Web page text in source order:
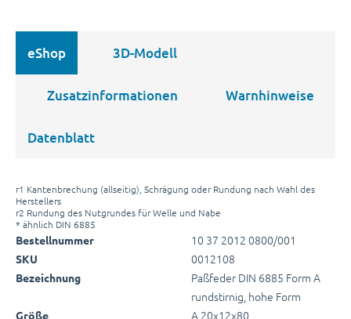
eShop 3D-Modell
Zusatzinformationen Warnhinweise
Datenblatt
r1 Kantenbrechung (allseitig), Schrägung oder Rundung nach Wahl des
Herstellers
r2 Rundung des Nutgrundes für Welle und Nabe
* ähnlich DIN 6885
Bestellnummer 10 37 2012 0800/001
SKU 0012108
Bezeichnung
Paßfeder DIN 6885 Form A
rundstirnig, hohe Form
Größe A 20x12x80